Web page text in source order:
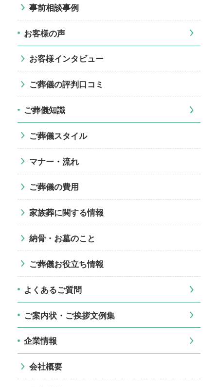
事前相談事例
お客様の声
お客様インタビュー
ご葬儀の評判口コミ
ご葬儀知識
ご葬儀スタイル
マナー・流れ
ご葬儀の費用
家族葬に関する情報
納骨・お墓のこと
ご葬儀お役立ち情報
よくあるご質問
ご案内状・ご挨拶文例集
企業情報
会社概要